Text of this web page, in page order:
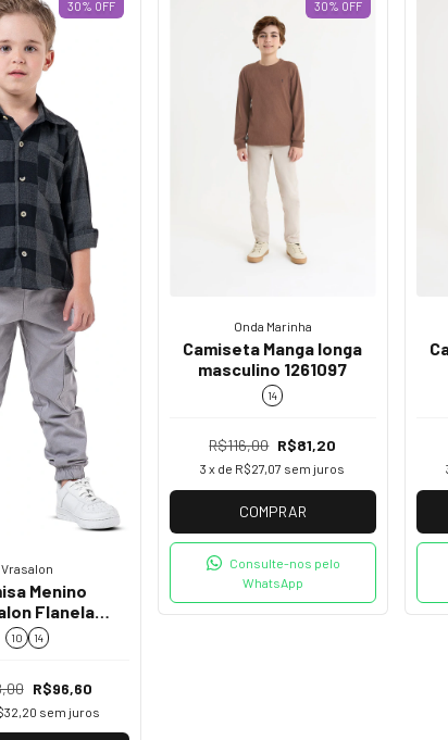
30% OFF
Vrasalon
Menino
Flanela
Preto e Cinza
415629
10 14
R$96,60
sem juros
30% OFF
Onda Marinha
Camiseta Manga longa
masculino 1261097
14
R$116,00 R$81,20
3 x de R$27,07 sem juros
COMPRAR
Consulte-nos pelo
WhatsApp